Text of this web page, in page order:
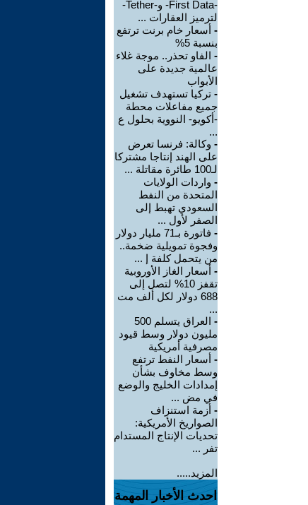
-First Data- و-Tether-
لترميز العقارات ...
- أسعار خام برنت ترتفع
بنسبة 5%
- الفاو تحذر.. موجة غلاء
عالمية جديدة على
الأبواب
- تركيا تستهدف تشغيل
جميع مفاعلات محطة
-أكويو- النووية بحلول ع
...
- وكالة: فرنسا تعرض
على الهند إنتاجا مشتركا
لـ100 طائرة مقاتلة ...
- واردات الولايات
المتحدة من النفط
السعودي تهبط إلى
الصفر لأول ...
-
فاتورة بـ71 مليار دولار
وفجوة تمويلية ضخمة..
من يتحمل كلفة إ ...
- أسعار الغاز الأوروبية
تقفز 10% لتصل إلى
688 دولار لكل ألف مت
...
-
العراق يتسلم 500
مليون دولار وسط قيود
مصرفية أمريكية
- أسعار النفط ترتفع
وسط مخاوف بشأن
إمدادات الخليج والوضع
في مض ...
- أزمة استنزاف
الصواريخ الأمريكية:
تحديات الإنتاج المستدام
تفر ...
المزيد.....
احدث الأخبار المهمة